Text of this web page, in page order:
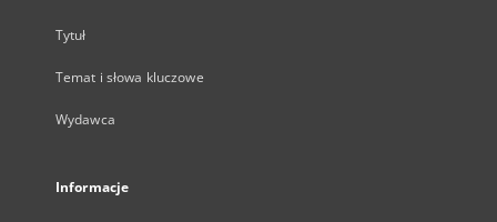
Tytuł
Temat i słowa kluczowe
Wydawca
Informacje